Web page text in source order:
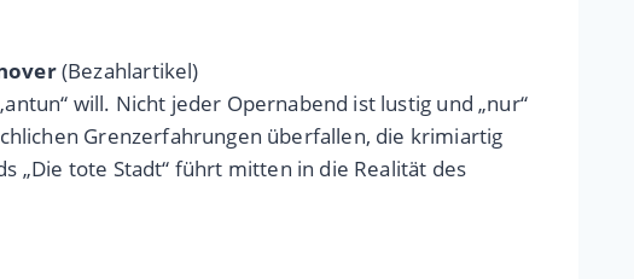
(Bezahlartikel)
will. Nicht jeder Opernabend ist lustig und „nur“
Grenzerfahrungen überfallen, die krimiartig
„Die tote Stadt“ führt mitten in die Realität des